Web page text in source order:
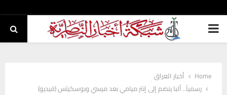
PRIMARY
Home
أخبار العراق
رسمياً.. ألبا ينضم إلى إنتر ميامي بعد ميسي وبوسكيتس (فيديو)